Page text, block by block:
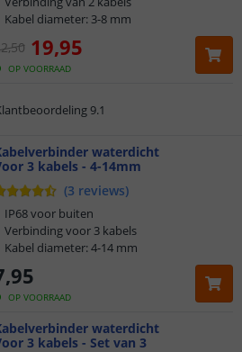
OP VOORRAAD
,50 19,95
Kabel diameter: 3-8 mm
5 jaar garantie
verzending vanaf € 20,-
9.1
uur besteld,morgen in huis
waterdicht
3 kabels - 4-14mm
(3 reviews)
OP VOORRAAD
,95
IP68 voor buiten
Verbinding voor 3 kabels
Kabel diameter: 4-14 mm
waterdicht
3 kabels - Set van 3